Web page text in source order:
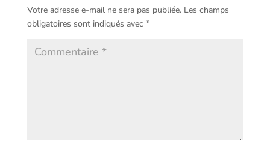
Votre adresse e-mail ne sera pas publiée. Les champs
obligatoires sont indiqués avec *